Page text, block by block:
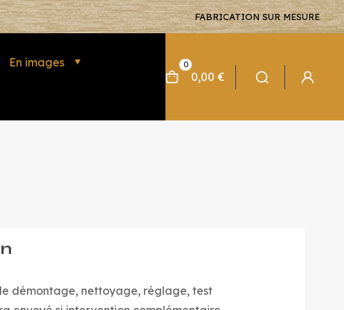
FABRICATION SUR MESURE
En images 0
0,00 €
démontage, nettoyage, réglage, test